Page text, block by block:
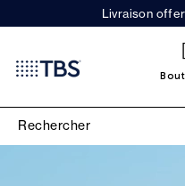
Livraison